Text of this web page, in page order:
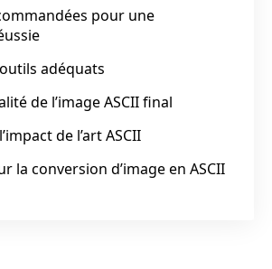
pour une
adéquats
de l’image ASCII final
de l’art ASCII
la conversion d’image en ASCII